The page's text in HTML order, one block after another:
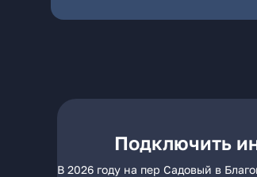
Подключить
В 2026 году на пер Садовый в